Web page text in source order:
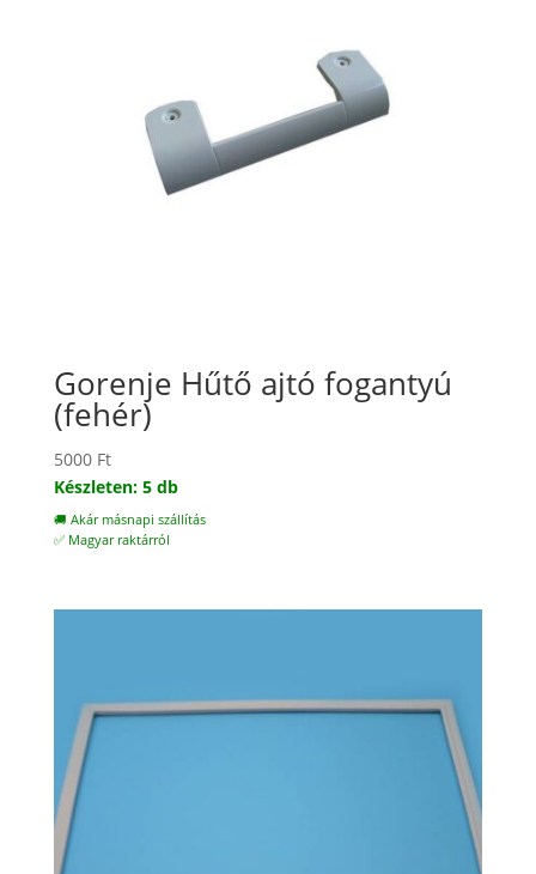
Gorenje Hűtő ajtó fogantyú
(fehér)
5000 Ft
Készleten: 5 db
🚚 Akár másnapi szállítás
✅ Magyar raktárról